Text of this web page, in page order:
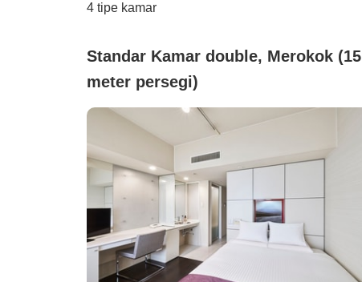
4 tipe kamar
Standar Kamar double, Merokok (15
meter persegi)